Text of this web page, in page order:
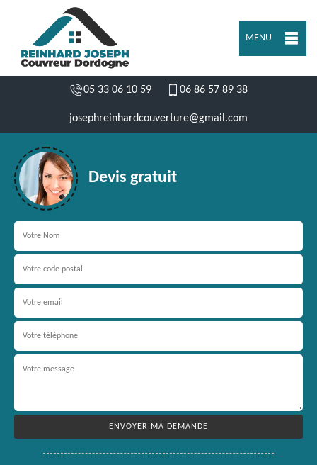
MENU
05 33 06 10 59 06 86 57 89 38
josephreinhardcouverture@gmail.com
Devis gratuit